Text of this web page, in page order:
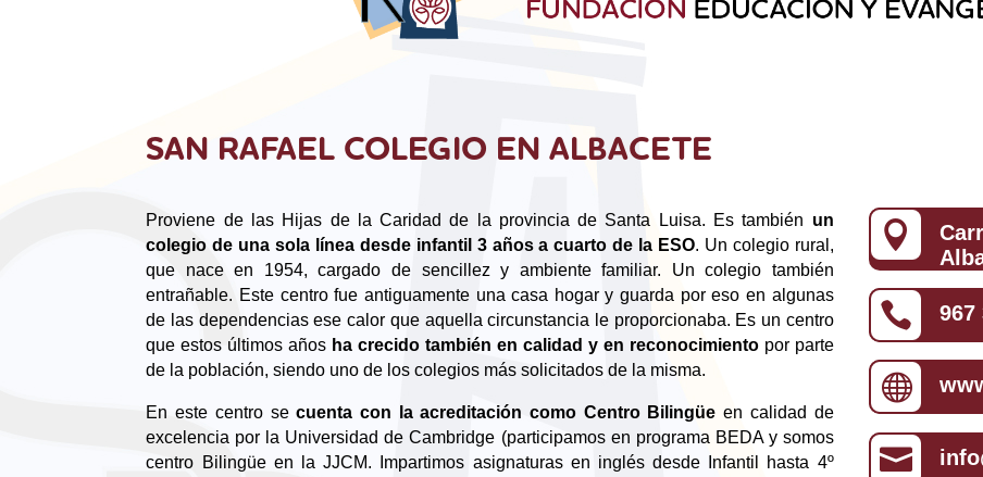
SAN RAFAEL COLEGIO EN ALBACETE
Proviene de las Hijas de la Caridad de la provincia de Santa Luisa. Es también un
colegio de una sola línea desde infantil 3 años a cuarto de la ESO. Un colegio rural,
que nace en 1954, cargado de sencillez y ambiente familiar. Un colegio también
entrañable. Este centro fue antiguamente una casa hogar y guarda por eso en algunas
de las dependencias ese calor que aquella circunstancia le proporcionaba. Es un centro
que estos últimos años ha crecido también en calidad y en reconocimientopor parte
de la población, siendo uno de los colegios más solicitados de la misma.
En este centro secuenta con la acreditación como Centro Bilingüe en calidad de
excelencia por la Universidad de Cambridge (participamos en programa BEDA y somos
centro Bilingüe en la JJCM. Impartimos asignaturas en inglés desde Infantil hasta 4º

 967

